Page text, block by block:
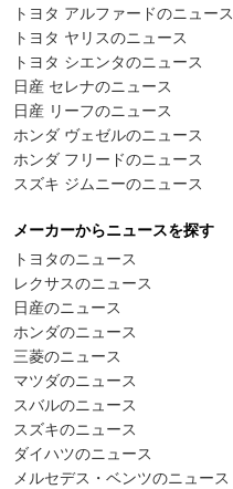
トヨタ アルファードのニュース
トヨタ ヤリスのニュース
トヨタ シエンタのニュース
日産 セレナのニュース
日産 リーフのニュース
ホンダ ヴェゼルのニュース
ホンダ フリードのニュース
スズキ ジムニーのニュース
メーカーからニュースを探す
トヨタのニュース
レクサスのニュース
日産のニュース
ホンダのニュース
三菱のニュース
マツダのニュース
スバルのニュース
スズキのニュース
ダイハツのニュース
メルセデス・ベンツのニュース